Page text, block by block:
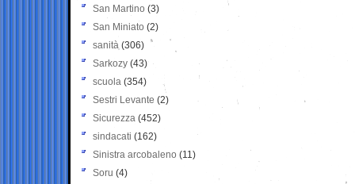
San Martino (3)
San Miniato (2)
sanità (306)
Sarkozy (43)
scuola (354)
Sestri Levante (2)
Sicurezza (452)
sindacati (162)
Sinistra arcobaleno (11)
Soru (4)